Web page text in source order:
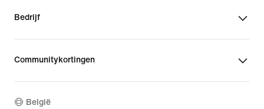
Bedrijf
Communitykortingen
België